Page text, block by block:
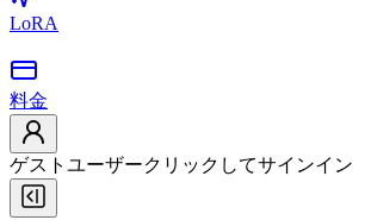
LoRA
料金
ゲストユーザークリックしてサインイン